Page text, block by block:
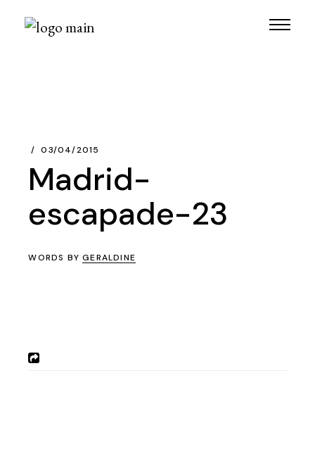
03/04/2015
Madrid-
escapade-23
WORDS BYGERALDINE